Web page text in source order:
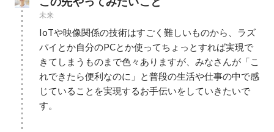
未来
IoTや映像関係の技術はすごく難しいものから、ラズ
パイとか自分のPCとか使ってちょっとすれば実現で
きてしまうものまで色々ありますが、みなさんが「こ
れできたら便利なのに」と普段の生活や仕事の中で感
じていることを実現するお手伝いをしていきたいで
す。